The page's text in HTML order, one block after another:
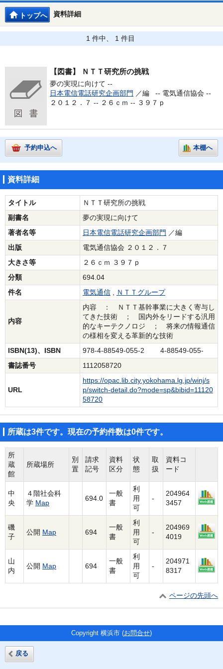
資料詳細
トップへ
1 件中、 1 件目
【図書】 ＮＴＴ研究所の挑戦
夢の実現に向けて --
日本電信電話研究企画部門 ／編 -- 電気通信協会 --
２０１２．７ -- ２６ｃｍ -- ３９７ｐ
予約申込へ 本棚へ
資料詳細
タイトル
ＮＴＴ研究所の挑戦
副書名
夢の実現に向けて
著者名等
日本電信電話研究企画部門 ／編
出版
電気通信協会 ２０１２．７
大きさ等
２６ｃｍ ３９７ｐ
分類
694.04
件名
電気通信 , ＮＴＴグループ
内容
内容 ： ＮＴＴ基幹事業に大きく寄与し
てきた技術 ； 国内外をリードする汎用
的なキーテクノロジ ； 将来の情報通信
の様相を変える革新的な技術
ISBN(13)、ISBN
978-4-88549-055-2 4-88549-055-
書誌番号
1112058720
URL
https://opac.lib.city.yokohama.lg.jp/winj/s
p/switch-detail.do?mode=sp&bibid=11120
58720
所蔵は3件です。現在の予約件数は0件です。
所
蔵
館
所蔵場所
別
置
請求
記号
資料
区分
状
態
取
扱
資料コ
ード
中
央
４階社会科
学 Map
694.0
一般
書
利
用
可
-
204964
3457
磯
子
公開 Map 694
一般
書
利
用
可
-
204969
4019
山
内
公開 Map 694
一般
書
利
用
可
-
204971
8317
ページの先頭へ
戻る
Copyright 横浜市 (お問合せ)